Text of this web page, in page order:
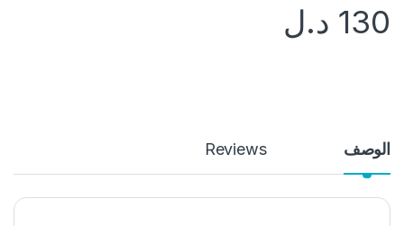
130 د.ل
الوصف Reviews